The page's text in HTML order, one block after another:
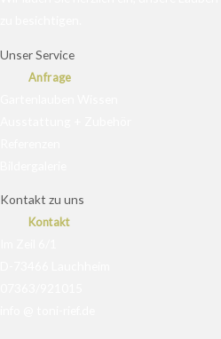
Unser Service
Anfrage
Kontakt zu uns
Kontakt